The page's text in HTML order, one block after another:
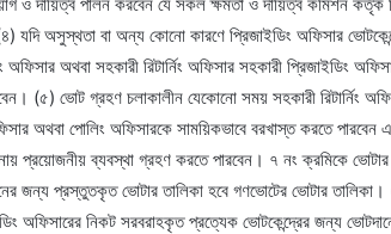
যদি অসুস্থতা বা অন্য কোনো কারণে প্রিজাইডিং অফিসার
অফিসার অথবা সহকারী রিটার্নিং অফিসার সহকারী প্রিজাইডিং
(৫) ভোট গ্রহণ চলাকালীন যেকোনো সময় সহকারী রিটার্নিং
অথবা পোলিং অফিসারকে সাময়িকভাবে বরখাস্ত করতে
প্রয়োজনীয় ব্যবস্থা গ্রহণ করতে পারবেন। ৭ নং ক্রমিকে
জন্য প্রস্তুতকৃত ভোটার তালিকা হবে গণভোটের ভোটার তালিকা।
অফিসারের নিকট সরবরাহকৃত প্রত্যেক ভোটকেন্দ্রের জন্য